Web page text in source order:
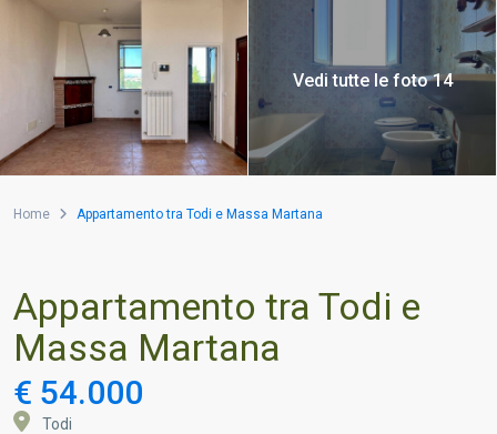
Vedi tutte le foto 14
Home Appartamento tra Todi e Massa Martana
Appartamento tra Todi e
Massa Martana
€ 54.000
Todi